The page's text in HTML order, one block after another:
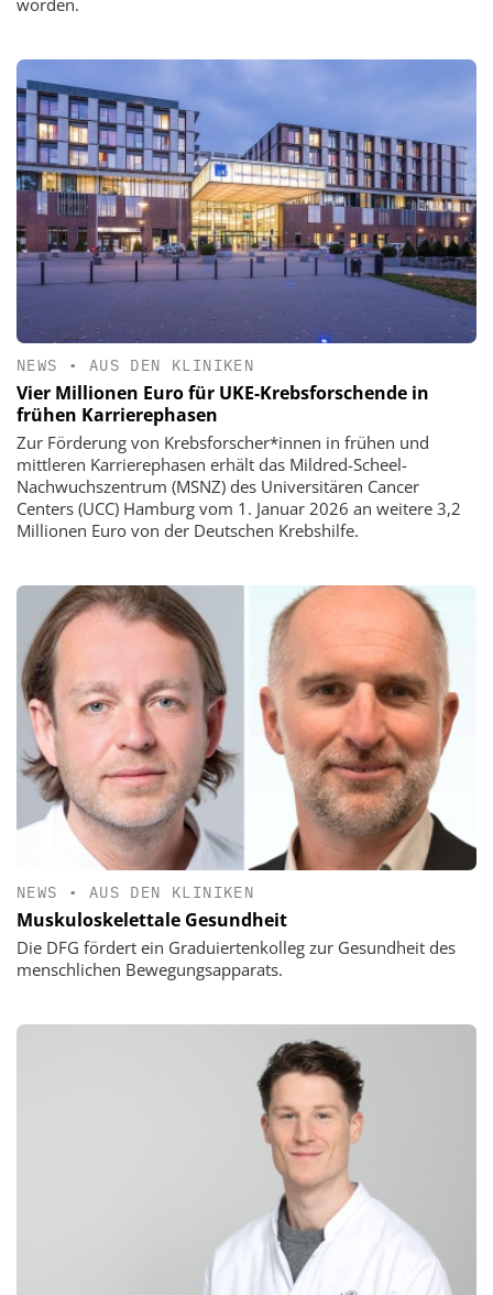
NEWS • AUS DEN KLINIKEN
Vier Millionen Euro für UKE-Krebsforschende in
frühen Karrierephasen
Zur Förderung von Krebsforscher*innen in frühen und
mittleren Karrierephasen erhält das Mildred-Scheel-
Nachwuchszentrum (MSNZ) des Universitären Cancer
Centers (UCC) Hamburg vom 1. Januar 2026 an weitere 3,2
Millionen Euro von der Deutschen Krebshilfe.
NEWS • AUS DEN KLINIKEN
Muskuloskelettale Gesundheit
Die DFG fördert ein Graduiertenkolleg zur Gesundheit des
menschlichen Bewegungsapparats.